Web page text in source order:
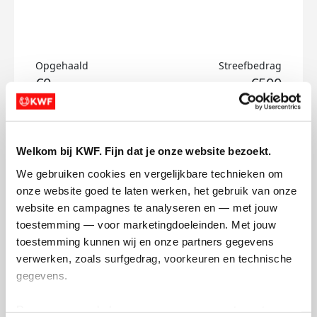
Welkom bij KWF. Fijn dat je onze website bezoekt.
We gebruiken cookies en vergelijkbare technieken om
onze website goed te laten werken, het gebruik van onze
website en campagnes te analyseren en — met jouw
toestemming — voor marketingdoeleinden. Met jouw
toestemming kunnen wij en onze partners gegevens
verwerken, zoals surfgedrag, voorkeuren en technische
gegevens.
Opgehaald
€0
Streefbedrag
€500
Doneer
Timme's badges